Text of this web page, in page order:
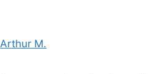
Arthur M.